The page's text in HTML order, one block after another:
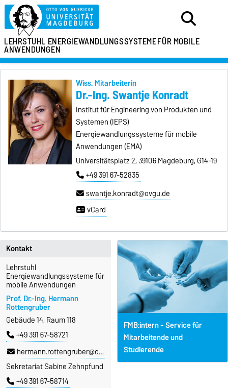
LEHRSTUHL ENERGIEWANDLUNGSSYSTEMEFÜR MOBILE
ANWENDUNGEN
Wiss. Mitarbeiterin
Dr.-Ing. Swantje Konradt
Institut für Engineering von Produkten und
Systemen (IEPS)
Energiewandlungssysteme für mobile
Anwendungen (EMA)
Universitätsplatz 2, 39106 Magdeburg, G14-19
+49 391 67-52835
swantje.konradt@ovgu.de
vCard
Kontakt
Lehrstuhl
Energiewandlungssysteme für
mobile Anwendungen
Prof. Dr.-Ing. Hermann
Rottengruber
Gebäude 14, Raum 118
+49 391 67-58721
hermann.rottengruber@ovgu.de
Sekretariat Sabine Zehnpfund
+49 391 67-58714
FMB:intern - Service für
Mitarbeitende und
Studierende